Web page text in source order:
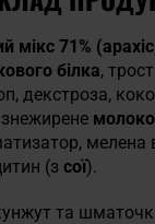
мікс 71%
білка,
декстроза,
молоко
мелена
(з сої).
та